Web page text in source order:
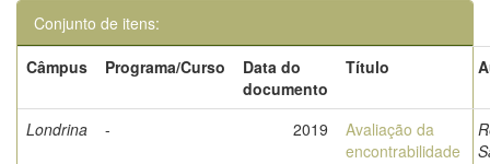
Conjunto de itens:
Câmpus
Programa/Curso
Data do
documento
Título
Londrina - 2019
Avaliação da
encontrabilidade